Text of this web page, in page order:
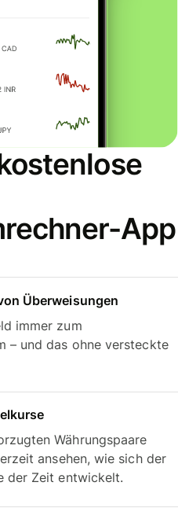
App
Überweisungen
immer zum
– und das ohne versteckte
Währungspaare
ansehen, wie sich der
der Zeit entwickelt.